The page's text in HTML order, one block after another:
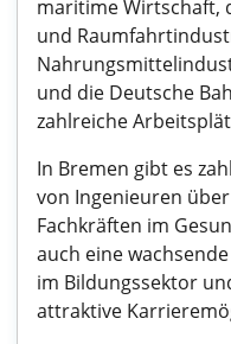
maritime Wirtschaft,
und
und die Deutsche
zahlreiche
In Bremen gibt es
von Ingenieuren
Fachkräften im
auch eine
im Bildungssektor
attraktive